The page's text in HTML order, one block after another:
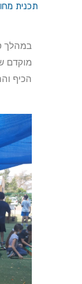
תכנית
במהלך
מוקדם
הכיף